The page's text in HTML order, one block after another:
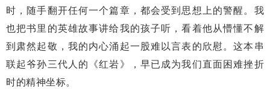
时，随手翻开任何一个篇章，都会受到思想上的警醒。我
也把书里的英雄故事讲给我的孩子听，看着他从懵懂不解
到肃然起敬，我的内心涌起一股难以言表的欣慰。这本串
联起爷孙三代人的《红岩》，早已成为我们直面困难挫折
时的精神坐标。